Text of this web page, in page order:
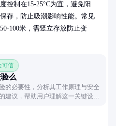
控制在15-25°C为宜，避免阳
存，防止吸潮影响性能。常见
100米，需竖立存放防止变
可信
么
的必要性，分析其工作原理与安全
建议，帮助用户理解这一关键设备